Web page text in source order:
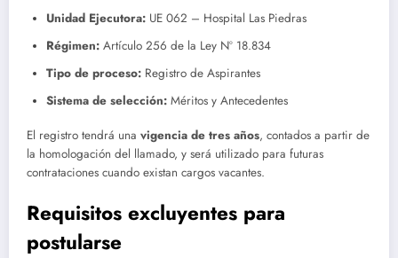
Unidad Ejecutora: UE 062 – Hospital Las Piedras
Régimen: Artículo 256 de la Ley Nº 18.834
Tipo de proceso: Registro de Aspirantes
Sistema de selección: Méritos y Antecedentes
El registro tendrá una vigencia de tres años, contados a partir de
la homologación del llamado, y será utilizado para futuras
contrataciones cuando existan cargos vacantes.
Requisitos excluyentes para
postularse